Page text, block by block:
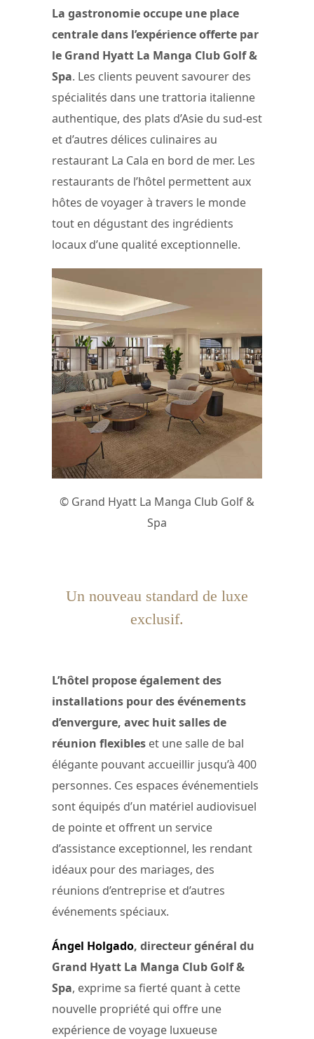
La gastronomie occupe une place
centrale dans l’expérience offerte par
le Grand Hyatt La Manga Club Golf &
Spa. Les clients peuvent savourer des
spécialités dans une trattoria italienne
authentique, des plats d’Asie du sud-est
et d’autres délices culinaires au
restaurant La Cala en bord de mer. Les
restaurants de l’hôtel permettent aux
hôtes de voyager à travers le monde
tout en dégustant des ingrédients
locaux d’une qualité exceptionnelle.
© Grand Hyatt La Manga Club Golf &
Spa
Un nouveau standard de luxe
exclusif.
L’hôtel propose également des
installations pour des événements
d’envergure, avec huit salles de
réunion flexibles et une salle de bal
élégante pouvant accueillir jusqu’à 400
personnes. Ces espaces événementiels
sont équipés d’un matériel audiovisuel
de pointe et offrent un service
d’assistance exceptionnel, les rendant
idéaux pour des mariages, des
réunions d’entreprise et d’autres
événements spéciaux.
Ángel Holgado, directeur général du
Grand Hyatt La Manga Club Golf &
Spa, exprime sa fierté quant à cette
nouvelle propriété qui offre une
expérience de voyage luxueuse